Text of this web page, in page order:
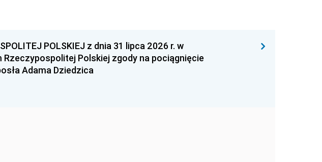
POLSKIEJ z dnia 31 lipca 2026 r. w
Polskiej zgody na pociągnięcie
Adama Dziedzica